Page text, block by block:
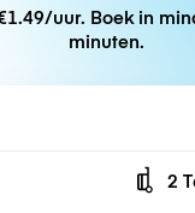
uur. Boek in
minuten.
2